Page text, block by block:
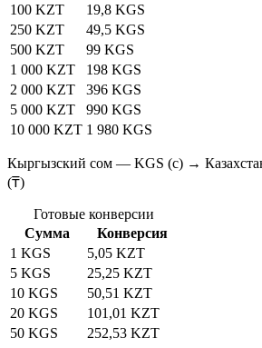
100 KZT
19,8 KGS
250 KZT
49,5 KGS
500 KZT
99 KGS
1 000 KZT
198 KGS
2 000 KZT
396 KGS
5 000 KZT
990 KGS
10 000 KZT 1 980 KGS
Кыргызский сом — KGS (с) →
(₸)
Готовые конверсии
Сумма
Конверсия
1 KGS
5,05 KZT
5 KGS
25,25 KZT
10 KGS
50,51 KZT
20 KGS
101,01 KZT
50 KGS
252,53 KZT